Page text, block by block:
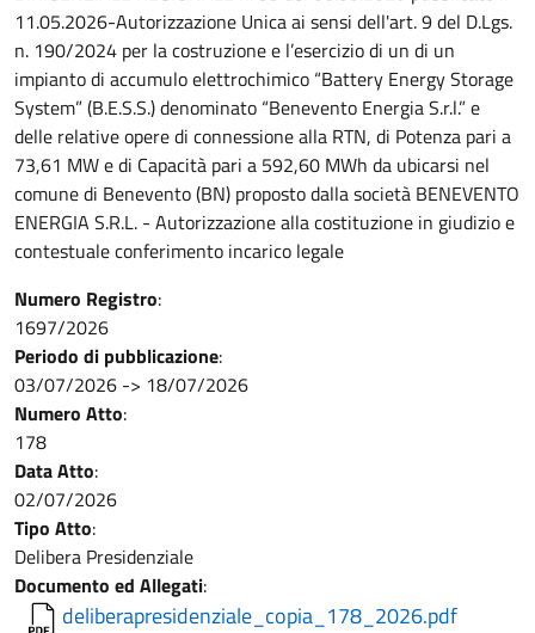
11.05.2026-Autorizzazione Unica ai sensi dell'art. 9 del D.Lgs.
n. 190/2024 per la costruzione e l’esercizio di un di un
impianto di accumulo elettrochimico “Battery Energy Storage
System” (B.E.S.S.) denominato “Benevento Energia S.r.l.” e
delle relative opere di connessione alla RTN, di Potenza pari a
73,61 MW e di Capacità pari a 592,60 MWh da ubicarsi nel
comune di Benevento (BN) proposto dalla società BENEVENTO
ENERGIA S.R.L. - Autorizzazione alla costituzione in giudizio e
contestuale conferimento incarico legale
Numero Registro:
1697/2026
Periodo di pubblicazione:
03/07/2026 -> 18/07/2026
Numero Atto:
178
Data Atto:
02/07/2026
Tipo Atto:
Delibera Presidenziale
Documento ed Allegati:
deliberapresidenziale_copia_178_2026.pdf